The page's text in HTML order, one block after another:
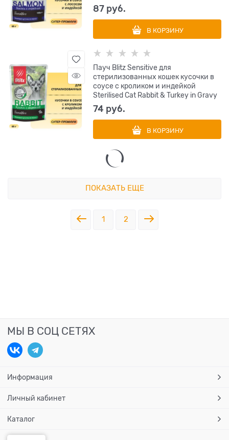
87 руб.
В КОРЗИНУ
Пауч Blitz Sensitive для
стерилизованных кошек кусочки в
соусе с кроликом и индейкой
Sterilised Cat Rabbit & Turkey in Gravy
74 руб.
В КОРЗИНУ
ПОКАЗАТЬ ЕЩЕ
1 2
МЫ В СОЦ СЕТЯХ
Информация
Личный кабинет
Каталог